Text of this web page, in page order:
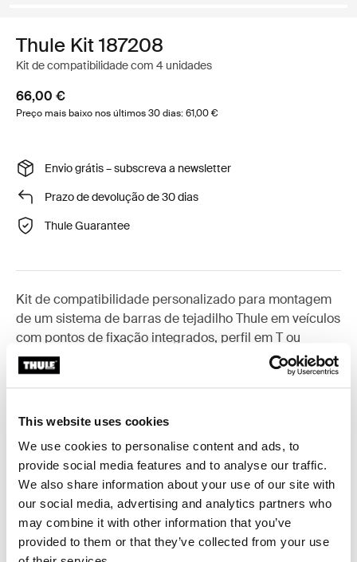
This website uses cookies
We use cookies to personalise content and ads, to
provide social media features and to analyse our traffic.
We also share information about your use of our site with
our social media, advertising and analytics partners who
may combine it with other information that you’ve
provided to them or that they’ve collected from your use
Thule Kit 187208
Kit de compatibilidade com 4 unidades
66,00 €
Preço mais baixo nos últimos 30 dias: 61,00 €
Envio grátis – subscreva a newsletter
Prazo de devolução de 30 dias
Thule Guarantee
Kit de compatibilidade personalizado para montagem
de um sistema de barras de tejadilho Thule em veículos
com pontos de fixação integrados, perfil em T ou
pontos de fixação nas barras para instalação
personalizada.
Todas as características
Toggle techspec
Especificações técnicas